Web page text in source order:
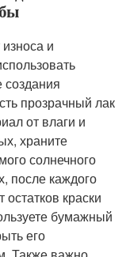
и
создания
прозрачный лак
от влаги и
храните
солнечного
после каждого
краски
бумажный
его